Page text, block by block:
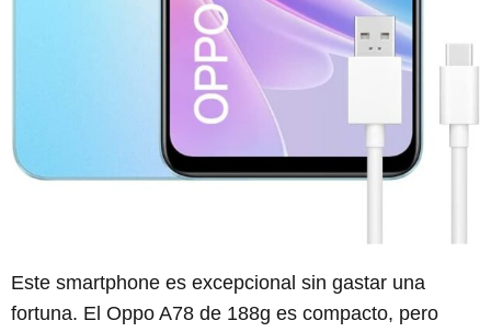
Este smartphone es excepcional sin gastar una
fortuna. El Oppo A78 de 188g es compacto, pero